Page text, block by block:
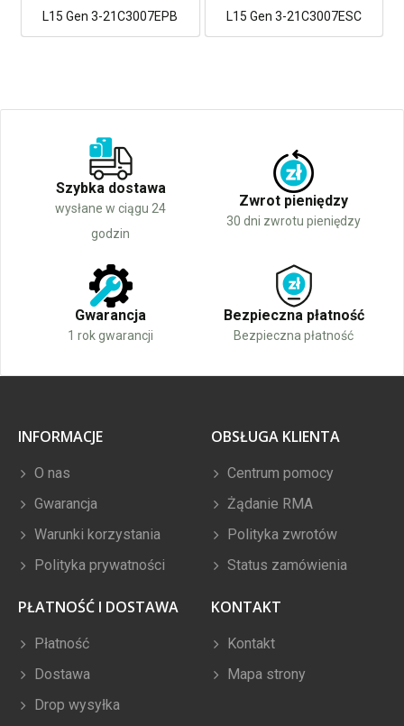
L15 Gen 3-21C3007EPB
L15 Gen 3-21C3007ESC
Szybka dostawa
wysłane w ciągu 24
godzin
Zwrot pieniędzy
30 dni zwrotu pieniędzy
Gwarancja
1 rok gwarancji
Bezpieczna płatność
Bezpieczna płatność
INFORMACJE
O nas
Gwarancja
Warunki korzystania
Polityka prywatności
OBSŁUGA KLIENTA
Centrum pomocy
Żądanie RMA
Polityka zwrotów
Status zamówienia
PŁATNOŚĆ I DOSTAWA
Płatność
Dostawa
Drop wysyłka
KONTAKT
Kontakt
Mapa strony